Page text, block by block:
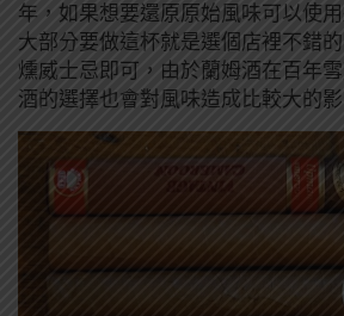
年，如果想要還原原始風味可以使
大部分要做這杯就是選個店裡不錯
燻威士忌即可，由於蘭姆酒在百年
酒的選擇也會對風味造成比較大的影